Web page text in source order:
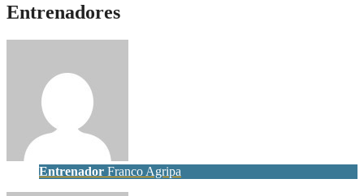
Entrenadores
Entrenador Franco Agripa